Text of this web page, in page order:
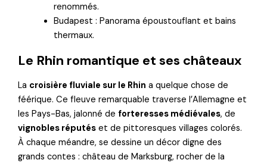
renommés.
Budapest : Panorama époustouflant et bains
thermaux.
Le Rhin romantique et ses châteaux
La croisière fluviale sur le Rhin a quelque chose de
féérique. Ce fleuve remarquable traverse l’Allemagne et
les Pays-Bas, jalonné de forteresses médiévales, de
vignobles réputés et de pittoresques villages colorés.
À chaque méandre, se dessine un décor digne des
grands contes : château de Marksburg, rocher de la